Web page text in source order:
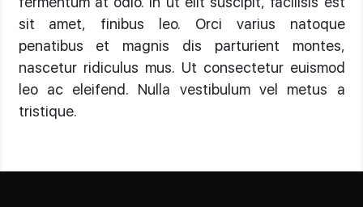
sit amet, finibus leo. Orci varius natoque
penatibus et magnis dis parturient montes,
nascetur ridiculus mus. Ut consectetur euismod
leo ac eleifend. Nulla vestibulum vel metus a
tristique.